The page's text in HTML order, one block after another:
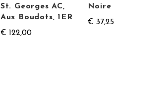
St. Georges AC,
Aux Boudots, 1ER
€ 122,00
Noire
€ 37,25